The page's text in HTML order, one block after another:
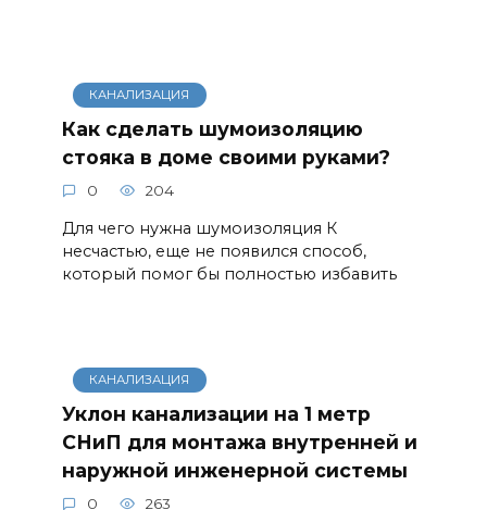
КАНАЛИЗАЦИЯ
Как сделать шумоизоляцию
стояка в доме своими руками?
0 204
Для чего нужна шумоизоляция К
несчастью, еще не появился способ,
который помог бы полностью избавить
КАНАЛИЗАЦИЯ
Уклон канализации на 1 метр
СНиП для монтажа внутренней и
наружной инженерной системы
0 263